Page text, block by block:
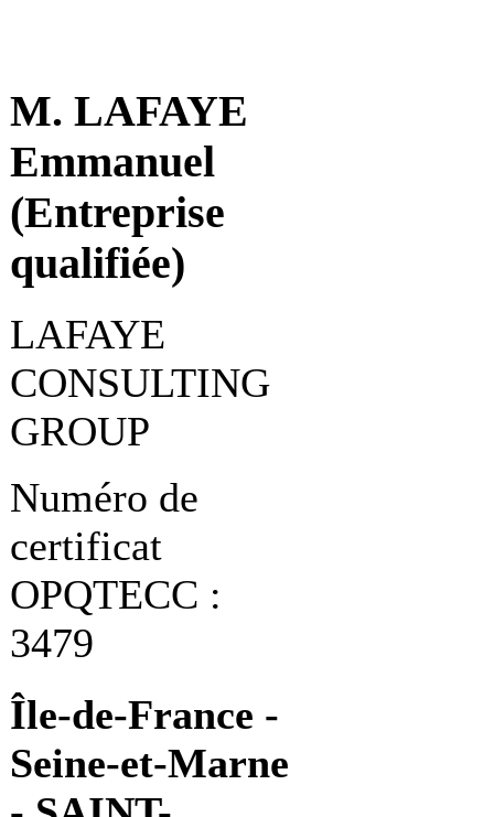
M. LAFAYE
Emmanuel
(Entreprise
qualifiée)
LAFAYE
CONSULTING
GROUP
Numéro de
certificat
OPQTECC :
3479
Île-de-France -
Seine-et-Marne